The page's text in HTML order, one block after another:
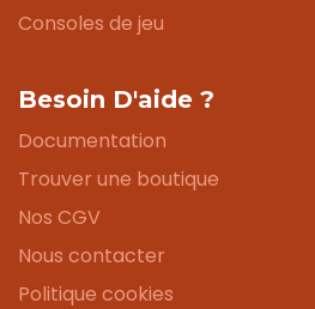
Consoles de jeu
Besoin D'aide ?
Documentation
Trouver une boutique
Nos CGV
Nous contacter
Politique cookies